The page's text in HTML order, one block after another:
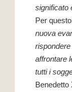
significato
Per
nuova
affrontare
tutti i
Benedetto